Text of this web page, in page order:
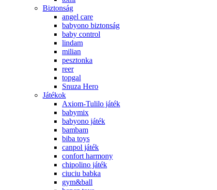
Biztonság
angel care
babyono biztonság
baby control
lindam
milian
pesztonka
reer
topgal
Snuza Hero
Játékok
Axiom-Tulilo játék
babymix
babyono játék
bambam
biba toys
canpol játék
confort harmony
chipolino játék
ciuciu babka
gym&ball